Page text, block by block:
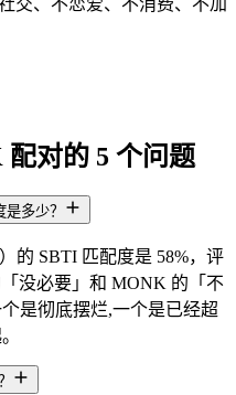
交、不恋爱、不消费、不加
对的 5 个问题
多少？
的 SBTI 匹配度是 58%，评
没必要」和 MONK 的「不
是彻底摆烂,一个是已经超